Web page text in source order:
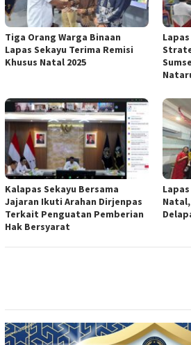
Tiga Orang Warga Binaan
Lapas Sekayu Terima Remisi
Khusus Natal 2025
Kalapas Sekayu Bersama
Jajaran Ikuti Arahan Dirjenpas
Terkait Penguatan Pemberian
Hak Bersyarat